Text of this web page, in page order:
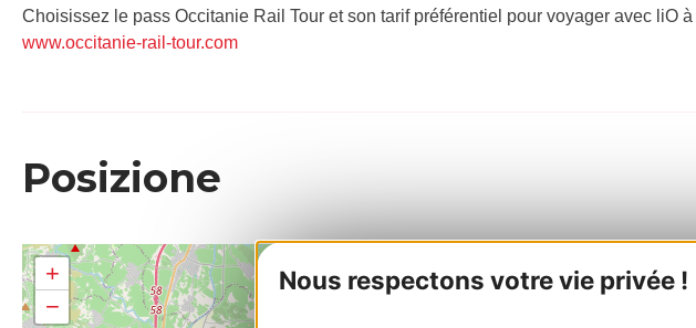
Nous respectons votre vie privée !
Choisissez le pass Occitanie Rail Tour et son tarif préférentiel pour voyager avec liO
www.occitanie-rail-tour.com
Posizione
+
−